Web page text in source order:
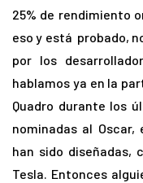
25% de rendimiento
eso y está probado,
por los
hablamos ya en la
Quadro durante los
nominadas al
han sido diseñadas,
Tesla. Entonces